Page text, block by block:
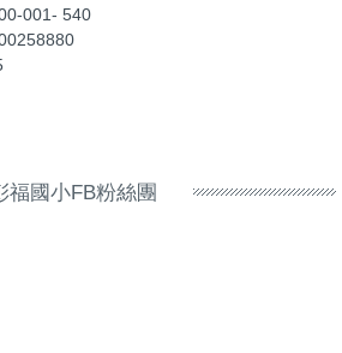
001- 540
福國小FB粉絲團